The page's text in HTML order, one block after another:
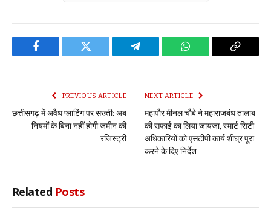
Facebook Twitter Telegram WhatsApp Copy
PREVIOUS ARTICLE
छत्तीसगढ़ में अवैध प्लाटिंग पर सख्ती: अब
नियमों के बिना नहीं होगी जमीन की
रजिस्ट्री
NEXT ARTICLE
महापौर मीनल चौबे ने महाराजबंध तालाब
की सफाई का लिया जायजा, स्मार्ट सिटी
अधिकारियों को एसटीपी कार्य शीघ्र पूरा
करने के दिए निर्देश
Related Posts